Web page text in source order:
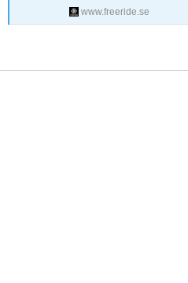
www.freeride.se